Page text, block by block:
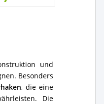
und
Besonders
, die eine
Die